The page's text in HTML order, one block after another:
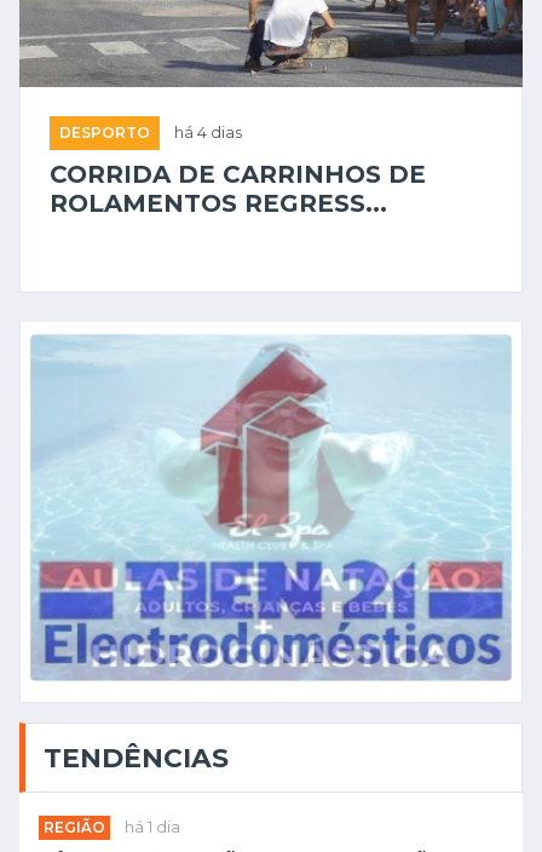
DESPORTO há 4 dias
CORRIDA DE CARRINHOS DE
ROLAMENTOS REGRESS...
TENDÊNCIAS
REGIÃO há 1 dia